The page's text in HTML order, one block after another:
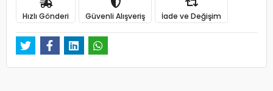
Hızlı Gönderi Güvenli Alışveriş İade ve Değişim